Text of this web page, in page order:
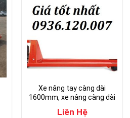
Xe nâng tay càng dài
1600mm, xe nâng càng dài
Liên Hệ